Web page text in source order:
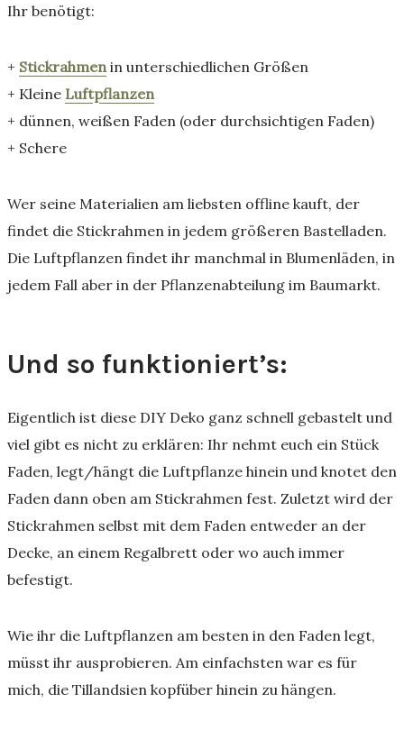
Ihr benötigt:
+ Stickrahmen in unterschiedlichen Größen
+ Kleine Luftpflanzen
+ dünnen, weißen Faden (oder durchsichtigen Faden)
+ Schere
Wer seine Materialien am liebsten offline kauft, der
findet die Stickrahmen in jedem größeren Bastelladen.
Die Luftpflanzen findet ihr manchmal in Blumenläden, in
jedem Fall aber in der Pflanzenabteilung im Baumarkt.
Und so funktioniert’s:
Eigentlich ist diese DIY Deko ganz schnell gebastelt und
viel gibt es nicht zu erklären: Ihr nehmt euch ein Stück
Faden, legt/hängt die Luftpflanze hinein und knotet den
Faden dann oben am Stickrahmen fest. Zuletzt wird der
Stickrahmen selbst mit dem Faden entweder an der
Decke, an einem Regalbrett oder wo auch immer
befestigt.
Wie ihr die Luftpflanzen am besten in den Faden legt,
müsst ihr ausprobieren. Am einfachsten war es für
mich, die Tillandsien kopfüber hinein zu hängen.